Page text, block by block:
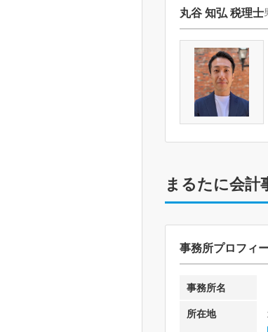
丸谷 知弘 税理士
まるたに会計
事務所プロフィ
事務所名
所在地